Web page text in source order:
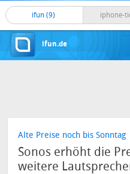
ifun (9) iphone-
ifun.de
Alte Preise noch bis Sonntag
Sonos erhöht die
weitere